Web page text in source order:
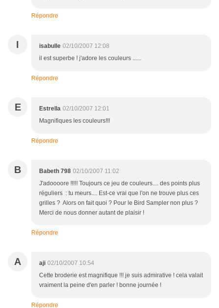
Répondre
I isabulle 02/10/2007 12:08
il est superbe ! j'adore les couleurs ......
Répondre
E Estrella 02/10/2007 12:01
Magnifiques les couleurs!!!
Répondre
B Babeth 798 02/10/2007 11:02
J'adoooore !!!!! Toujours ce jeu de couleurs.... des points plus
réguliers : tu meurs.... Est-ce vrai que l'on ne trouve plus ces
grilles ? Alors on fait quoi ? Pour le Bird Sampler non plus ?
Merci de nous donner autant de plaisir !
Répondre
A aji 02/10/2007 10:54
Cette broderie est magnifique !!! je suis admirative ! cela valait
vraiment la peine d'en parler ! bonne journée !
Répondre